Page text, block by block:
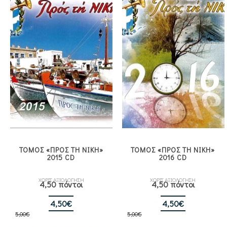
4,50€.
4,50€.
ΤΟΜΟΣ «ΠΡΟΣ ΤΗ ΝΙΚΗ»
2015 CD
ΧΩΡΙΣ ΑΞΙΟΛΟΓΗΣΗ
4,50 πόντοι
5,00€
Original
4,50€
ΤΟΜΟΣ «ΠΡΟΣ ΤΗ ΝΙΚΗ»
2016 CD
ΧΩΡΙΣ ΑΞΙΟΛΟΓΗΣΗ
4,50 πόντοι
5,00€
Original
4,50€